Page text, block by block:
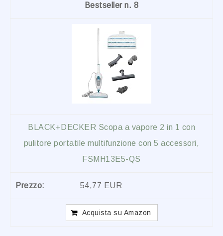
8
BLACK+DECKER Scopa a vapore 2 in 1 con
pulitore portatile multifunzione con 5 accessori,
FSMH13E5-QS
54,77 EUR
Acquista su Amazon